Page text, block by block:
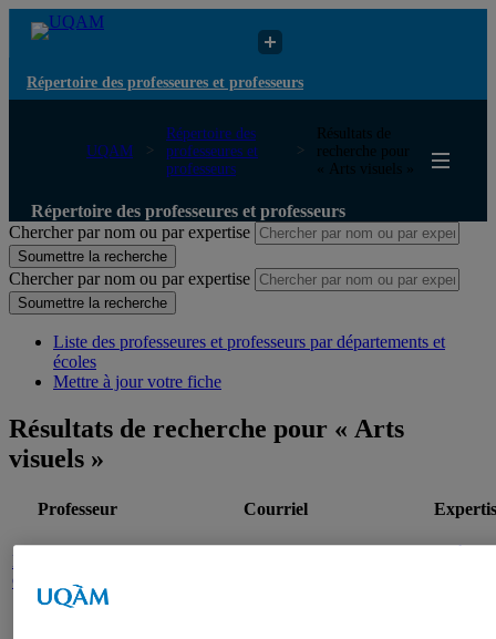
Répertoire des professeures et professeurs
UQAM
Répertoire des
professeures et
professeurs
Résultats de
recherche pour
« Arts visuels »
Répertoire des professeures et professeurs
Chercher par nom ou par expertise
Soumettre la recherche
Chercher par nom ou par expertise
Soumettre la recherche
Liste des professeures et professeurs par départements et
écoles
Mettre à jour votre fiche
Résultats de recherche pour « Arts
visuels »
Professeur Courriel
Bélanger,
Gwenaël
Arts